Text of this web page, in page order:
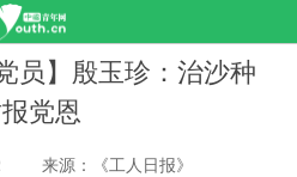
员】殷玉珍：治沙种
党恩
来源：《工人日报》